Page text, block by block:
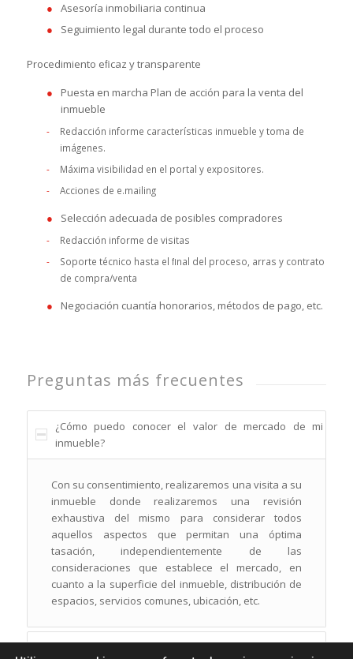
Asesoría inmobiliaria continua
Seguimiento legal durante todo el proceso
Procedimiento eﬁcaz y transparente
Puesta en marcha Plan de acción para la venta del
inmueble
Redacción informe características inmueble y toma de
imágenes.
Máxima visibilidad en el portal y expositores.
Acciones de e.mailing
Selección adecuada de posibles compradores
Redacción informe de visitas
Soporte técnico hasta el ﬁnal del proceso, arras y contrato
de compra/venta
Negociación cuantía honorarios, métodos de pago, etc.
Preguntas más frecuentes
¿Cómo puedo conocer el valor de mercado de mi
inmueble?
Con su consentimiento, realizaremos una visita a su
inmueble donde realizaremos una revisión
exhaustiva del mismo para considerar todos
aquellos aspectos que permitan una óptima
tasación, independientemente de las
consideraciones que establece el mercado, en
cuanto a la superficie del inmueble, distribución de
espacios, servicios comunes, ubicación, etc.